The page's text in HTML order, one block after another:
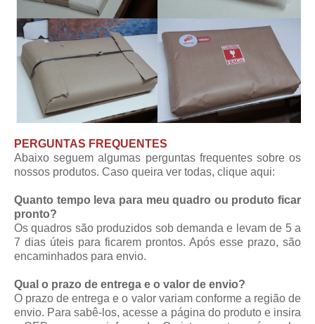
PERGUNTAS FREQUENTES
Abaixo seguem algumas perguntas frequentes sobre os
nossos produtos. Caso queira ver todas, clique aqui:
Quanto tempo leva para meu quadro ou produto ficar
pronto?
Os quadros são produzidos sob demanda e levam de 5 a
7 dias úteis para ficarem prontos. Após esse prazo, são
encaminhados para envio.
Qual o prazo de entrega e o valor de envio?
O prazo de entrega e o valor variam conforme a região de
envio. Para sabê-los, acesse a página do produto e insira